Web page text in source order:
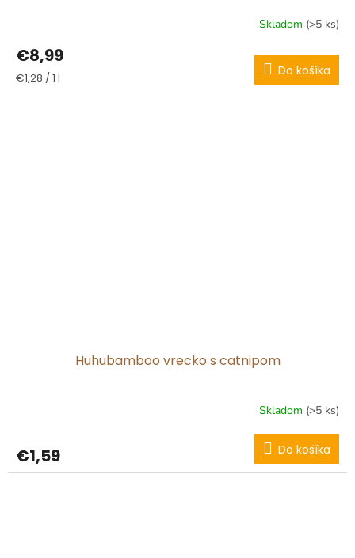
Skladom (>5 ks)
€8,99
Jednotková
cena:
€1,28 / 1 l Do košíka
Huhubamboo vrecko s catnipom
Skladom (>5 ks)
€1,59 Do košíka